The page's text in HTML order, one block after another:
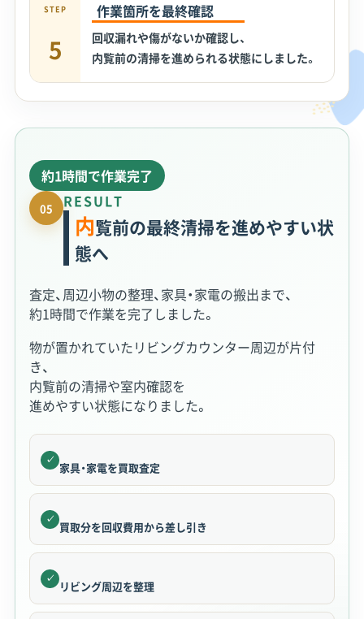
STEP
5
作業箇所を最終確認
回収漏れや傷がないか確認し、
内覧前の清掃を進められる状態にしました。
約1時間で作業完了
05 RESULT
内覧前の最終清掃を進めやすい状
態へ
査定、周辺小物の整理、家具・家電の搬出まで、
約1時間で作業を完了しました。
物が置かれていたリビングカウンター周辺が片付
き、
内覧前の清掃や室内確認を
進めやすい状態になりました。
✓
家具・家電を買取査定
✓
買取分を回収費用から差し引き
✓
リビング周辺を整理